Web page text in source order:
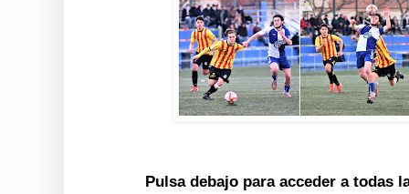
Pulsa debajo para acceder a todas